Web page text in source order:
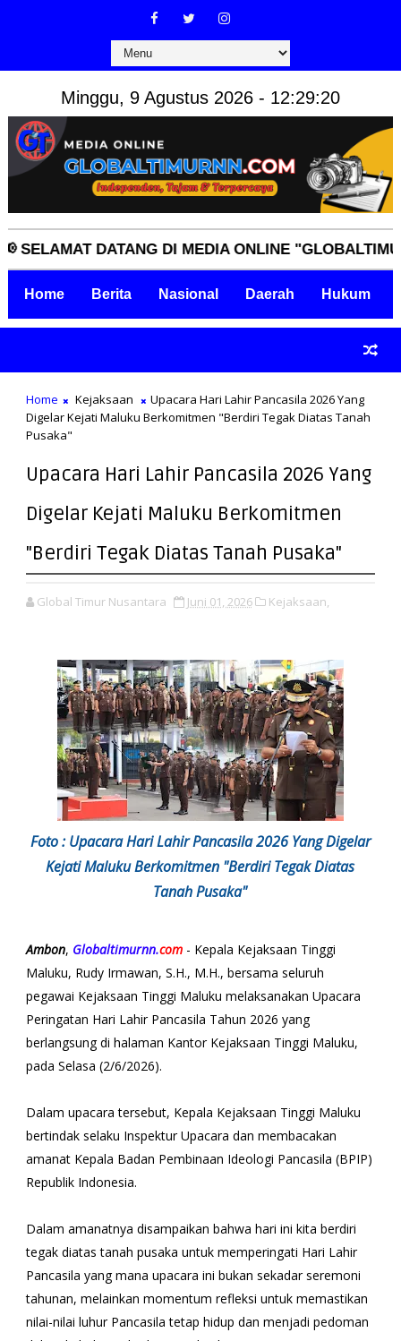
Minggu, 9 Agustus 2026 - 12:29:21
DATANG DI MEDIA ONLINE
Home Berita Nasional Daerah Hukum
Home Kejaksaan
Upacara Hari Lahir Pancasila 2026 Yang
Digelar Kejati Maluku Berkomitmen "Berdiri Tegak Diatas Tanah
Pusaka"
Upacara Hari Lahir Pancasila 2026 Yang
Digelar Kejati Maluku Berkomitmen
"Berdiri Tegak Diatas Tanah Pusaka"
Global Timur Nusantara Juni 01, 2026 Kejaksaan,
Foto : Upacara Hari Lahir Pancasila 2026 Yang Digelar
Kejati Maluku Berkomitmen "Berdiri Tegak Diatas
Tanah Pusaka"
Ambon, Globaltimurnn.com- Kepala Kejaksaan Tinggi
Maluku, Rudy Irmawan, S.H., M.H., bersama seluruh
pegawai Kejaksaan Tinggi Maluku melaksanakan Upacara
Peringatan Hari Lahir Pancasila Tahun 2026 yang
berlangsung di halaman Kantor Kejaksaan Tinggi Maluku,
pada Selasa (2/6/2026).
Dalam upacara tersebut, Kepala Kejaksaan Tinggi Maluku
bertindak selaku Inspektur Upacara dan membacakan
amanat Kepala Badan Pembinaan Ideologi Pancasila (BPIP)
Republik Indonesia.
Dalam amanatnya disampaikan bahwa hari ini kita berdiri
tegak diatas tanah pusaka untuk memperingati Hari Lahir
Pancasila yang mana upacara ini bukan sekadar seremoni
tahunan, melainkan momentum refleksi untuk memastikan
nilai-nilai luhur Pancasila tetap hidup dan menjadi pedoman